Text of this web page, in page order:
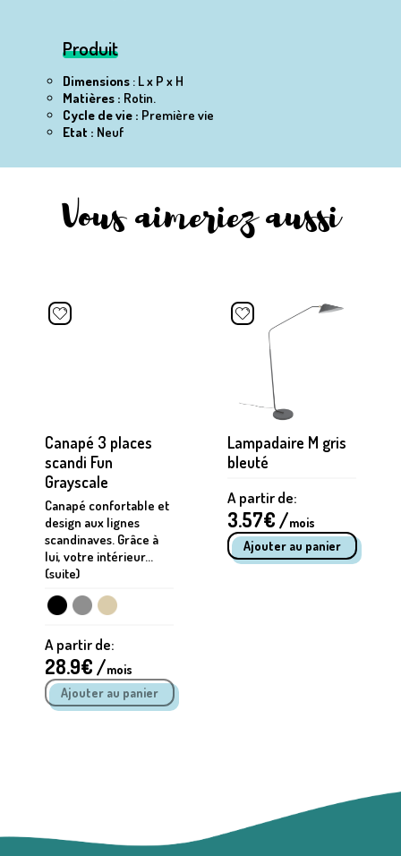
Produit
Dimensions: L x P x H
Matières : Rotin.
Cycle de vie : Première vie
Etat : Neuf
Vous aimeriez aussi
Canapé 3 places
scandi Fun
Grayscale
Canapé confortable et
design aux lignes
scandinaves. Grâce à
lui, votre intérieur...
(suite)
A partir de:
28.9€ /mois
Lampadaire M gris
bleuté
A partir de:
3.57€ /mois